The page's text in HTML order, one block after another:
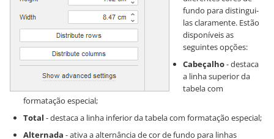
fundo para distingui-
las claramente. Estão
disponíveis as
seguintes opções:
Cabeçalho- destaca
a linha superior da
tabela com
formatação especial;
Total - destaca a linha inferior da tabela com formatação especial;
Alternada - ativa a alternância de cor de fundo para linhas